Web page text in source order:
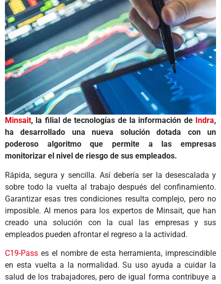
Minsait, la filial de tecnologías de la información de Indra,
ha desarrollado una nueva solución dotada con un
poderoso algoritmo que permite a las empresas
monitorizar el nivel de riesgo de sus empleados.
Rápida, segura y sencilla. Así debería ser la desescalada y
sobre todo la vuelta al trabajo después del confinamiento.
Garantizar esas tres condiciones resulta complejo, pero no
imposible. Al menos para los expertos de Minsait, que han
creado una solución con la cual las empresas y sus
empleados pueden afrontar el regreso a la actividad.
C19-Pass es el nombre de esta herramienta, imprescindible
en esta vuelta a la normalidad. Su uso ayuda a cuidar la
salud de los trabajadores, pero de igual forma contribuye a